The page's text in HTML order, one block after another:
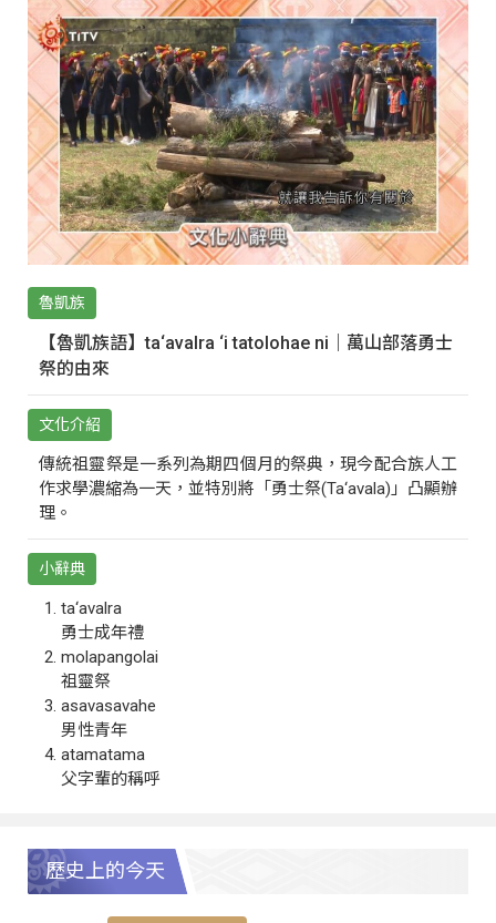
魯凱族
【魯凱族語】ta‘avalra ‘i tatolohae ni｜萬山部落勇士
祭的由來
文化介紹
傳統祖靈祭是一系列為期四個月的祭典，現今配合族人工
作求學濃縮為一天，並特別將「勇士祭(Ta‘avala)」凸顯辦
理。
小辭典
ta‘avalra
勇士成年禮
molapangolai
祖靈祭
asavasavahe
男性青年
atamatama
父字輩的稱呼
歷史上的今天